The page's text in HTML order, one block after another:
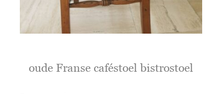
oude Franse caféstoel bistrostoel